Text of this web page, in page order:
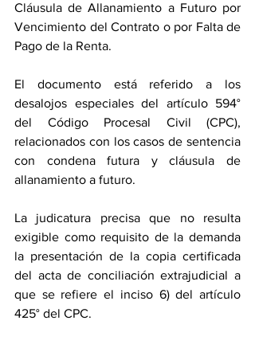
Cláusula de Allanamiento a Futuro por
Vencimiento del Contrato o por Falta de
Pago de la Renta.
El documento está referido a los
desalojos especiales del artículo 594°
del Código Procesal Civil (CPC),
relacionados con los casos de sentencia
con condena futura y cláusula de
allanamiento a futuro.
La judicatura precisa que no resulta
exigible como requisito de la demanda
la presentación de la copia certificada
del acta de conciliación extrajudicial a
que se refiere el inciso 6) del artículo
425° del CPC.